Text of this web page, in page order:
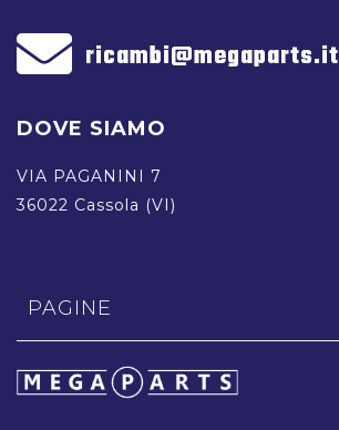
ricambi@megaparts.it
DOVE SIAMO
VIA PAGANINI 7
36022 Cassola (VI)
PAGINE